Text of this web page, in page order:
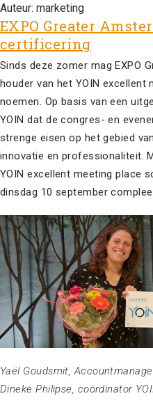
Auteur: marketing
EXPO Greater
certificering
Sinds deze zomer mag EXPO
houder van het YOIN excellent
noemen. Op basis van een
YOIN dat de congres- en
strenge eisen op het gebied
innovatie en professionaliteit.
YOIN excellent meeting place
dinsdag 10 september
Yaël Goudsmit,
Dineke Philipse, coördinator